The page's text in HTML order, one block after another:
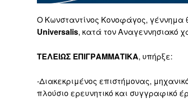
Ο Κωνσταντίνος Κονοφάγος, γέννημα
Universalis, κατά τον Αναγεννησιακό
ΤΕΛΕΙΩΣ ΕΠΙΓΡΑΜΜΑΤΙΚΑ, υπήρξε:
-Διακεκριμένος επιστήμονας,
πλούσιο ερευνητικό και συγγραφικό